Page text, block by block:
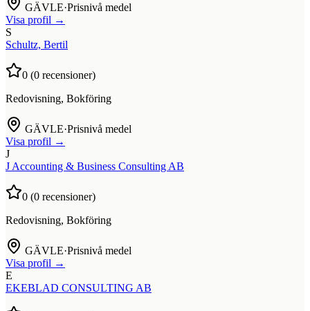
GÄVLE·Prisnivå medel
Visa profil →
S
Schultz, Bertil
0 (0 recensioner)
Redovisning, Bokföring
GÄVLE·Prisnivå medel
Visa profil →
J
J Accounting & Business Consulting AB
0 (0 recensioner)
Redovisning, Bokföring
GÄVLE·Prisnivå medel
Visa profil →
E
EKEBLAD CONSULTING AB